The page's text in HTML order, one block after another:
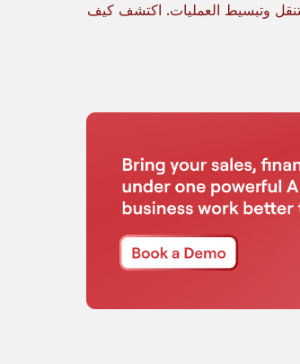
وتبسيط العمليات. اكتشف كيف